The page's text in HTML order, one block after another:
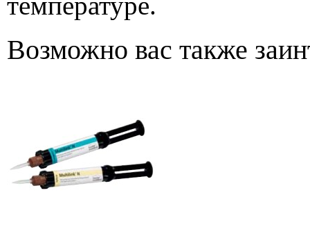
Возможно вас также